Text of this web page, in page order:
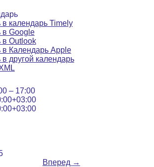
в календарь Timely
в Google
в Outlook
в Календарь Apple
другой календарь
– 17:00
Вперед →